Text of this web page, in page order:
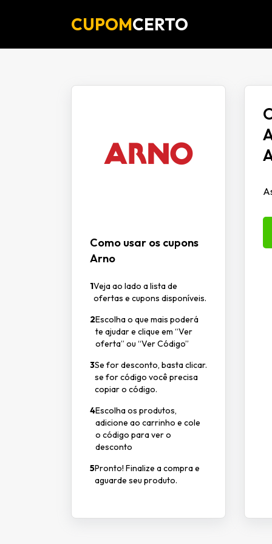
CUPOMCERTO
Como usar os cupons
Arno
1Veja ao lado a lista de
ofertas e cupons disponíveis.
2Escolha o que mais poderá
te ajudar e clique em “Ver
oferta” ou “Ver Código”
3Se for desconto, basta clicar.
se for código você precisa
copiar o código.
4Escolha os produtos,
adicione ao carrinho e cole
o código para ver o
desconto
5Pronto! Finalize a compra e
aguarde seu produto.